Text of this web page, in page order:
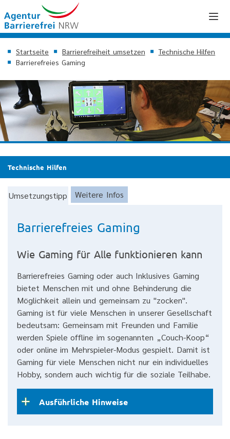
Startseite Barrierefreiheit umsetzen
Technische Hilfen
Barrierefreies Gaming
Technische Hilfen
Umsetzungstipp Weitere Infos
Barrierefreies Gaming
Wie Gaming für Alle funktionieren kann
Barrierefreies Gaming oder auch Inklusives Gaming
bietet Menschen mit und ohne Behinderung die
Möglichkeit allein und gemeinsam zu "zocken".
Gaming ist für viele Menschen in unserer Gesellschaft
bedeutsam: Gemeinsam mit Freunden und Familie
werden Spiele offline im sogenannten „Couch-Koop“
oder online im Mehrspieler-Modus gespielt. Damit ist
Gaming für viele Menschen nicht nur ein individuelles
Hobby, sondern auch wichtig für die soziale Teilhabe.
Ausführliche Hinweise